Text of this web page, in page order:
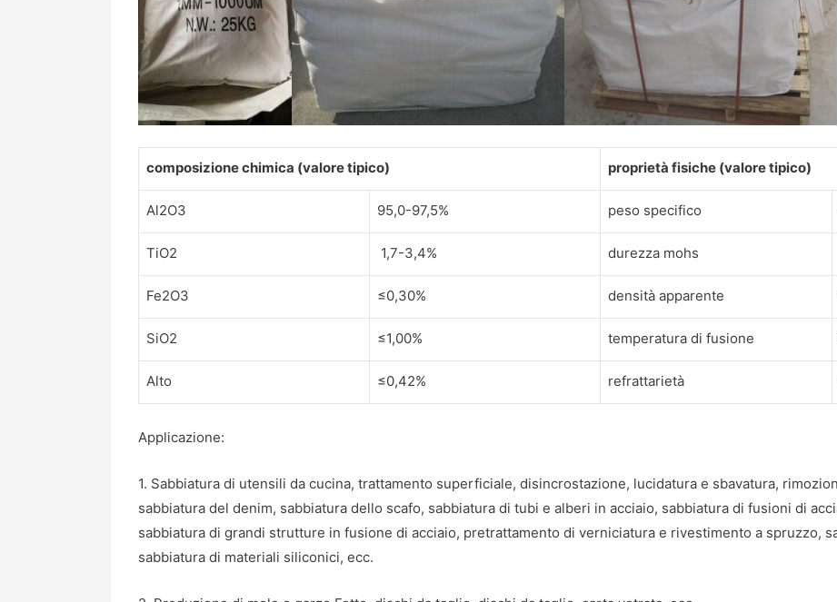
composizione chimica (valore tipico) proprietà fisiche (valore tipico)
Al2O3 95,0-97,5% peso specifico
TiO2 1,7-3,4% durezza mohs
Fe2O3 ≤0,30% densità apparente
SiO2 ≤1,00% temperatura di fusione
Alto ≤0,42% refrattarietà
Applicazione:
1. Sabbiatura di utensili da cucina, trattamento superficiale, disincrostazione, lucidatura e sbavatura,
sabbiatura del denim, sabbiatura dello scafo, sabbiatura di tubi e alberi in acciaio, sabbiatura di fusioni di
sabbiatura di grandi strutture in fusione di acciaio, pretrattamento di verniciatura e rivestimento a spruzzo,
sabbiatura di materiali siliconici, ecc.